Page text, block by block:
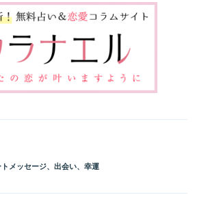
メッセージ、 出会い、 幸運